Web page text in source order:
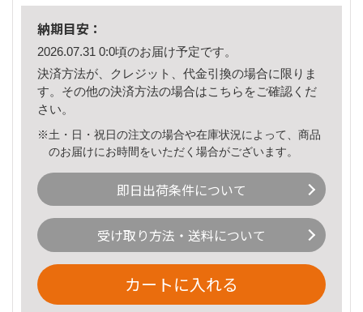
納期目安：
2026.07.31 0:0頃のお届け予定です。
決済方法が、クレジット、代金引換の場合に限りま
す。その他の決済方法の場合はこちら をご確認くだ
さい。
※土・日・祝日の注文の場合や在庫状況によって、商品
のお届けにお時間をいただく場合がございます。
即日出荷条件について
受け取り方法・送料について
カートに入れる